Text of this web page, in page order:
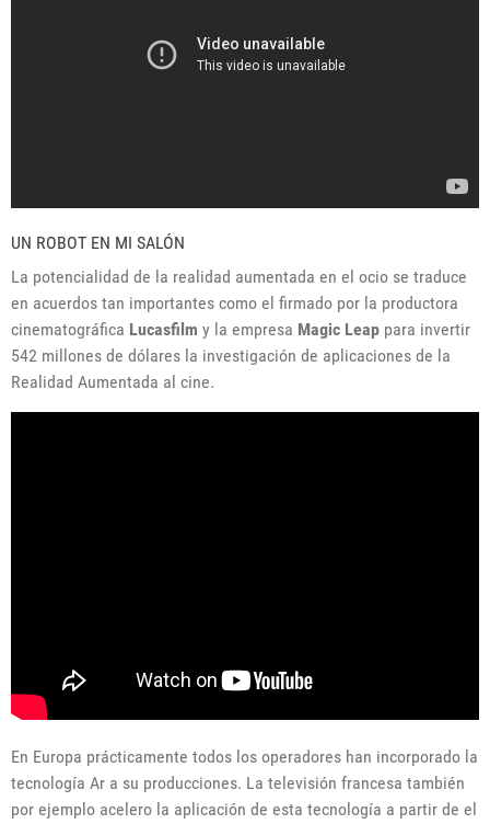
UN ROBOT EN MI SALÓN
La potencialidad de la realidad aumentada en el ocio se traduce
en acuerdos tan importantes como el firmado por la productora
cinematográfica Lucasfilm y la empresa Magic Leap para invertir
542 millones de dólares la investigación de aplicaciones de la
Realidad Aumentada al cine.
En Europa prácticamente todos los operadores han incorporado la
tecnología Ar a su producciones. La televisión francesa también
por ejemplo acelero la aplicación de esta tecnología a partir de el